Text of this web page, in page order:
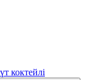
коктейлі